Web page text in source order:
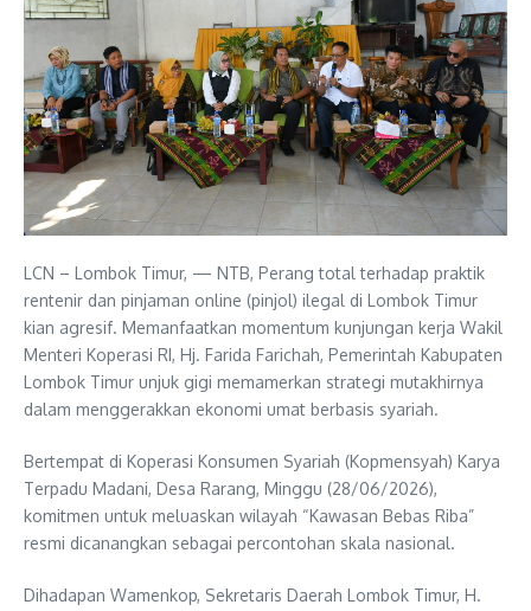
LCN – Lombok Timur, — NTB, Perang total terhadap praktik
rentenir dan pinjaman online (pinjol) ilegal di Lombok Timur
kian agresif. Memanfaatkan momentum kunjungan kerja Wakil
Menteri Koperasi RI, Hj. Farida Farichah, Pemerintah Kabupaten
Lombok Timur unjuk gigi memamerkan strategi mutakhirnya
dalam menggerakkan ekonomi umat berbasis syariah.
Bertempat di Koperasi Konsumen Syariah (Kopmensyah) Karya
Terpadu Madani, Desa Rarang, Minggu (28/06/2026),
komitmen untuk meluaskan wilayah “Kawasan Bebas Riba”
resmi dicanangkan sebagai percontohan skala nasional.
Dihadapan Wamenkop, Sekretaris Daerah Lombok Timur, H.